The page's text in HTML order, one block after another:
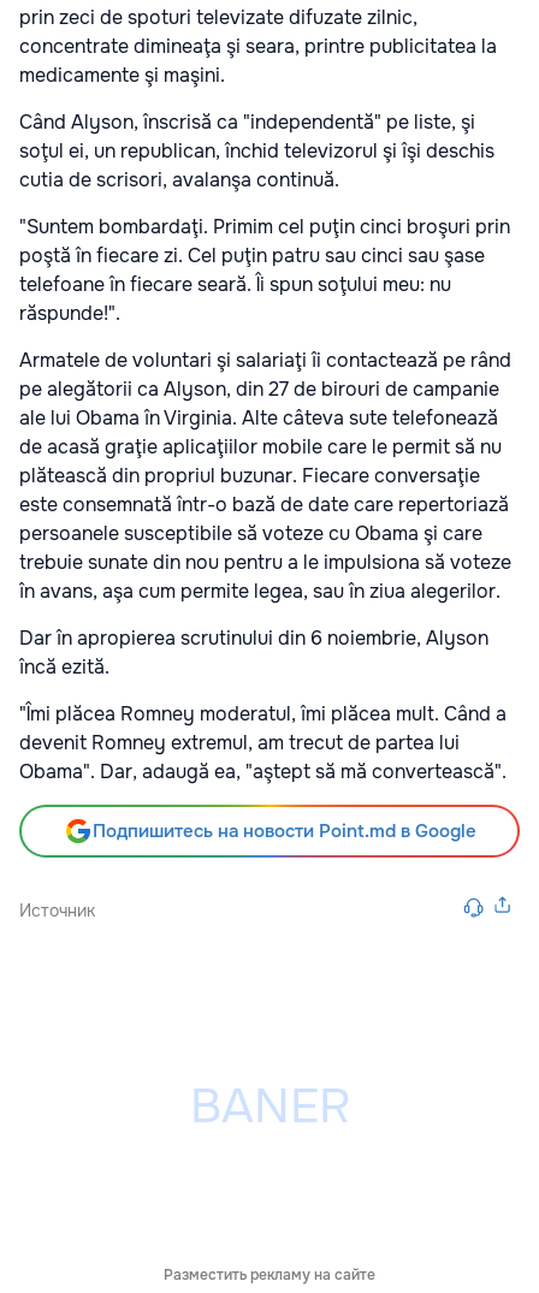
prin zeci de spoturi televizate difuzate zilnic,
concentrate dimineaţa şi seara, printre publicitatea la
medicamente şi maşini.
Când Alyson, înscrisă ca "independentă" pe liste, şi
soţul ei, un republican, închid televizorul şi îşi deschis
cutia de scrisori, avalanşa continuă.
"Suntem bombardaţi. Primim cel puţin cinci broşuri prin
poştă în fiecare zi. Cel puţin patru sau cinci sau şase
telefoane în fiecare seară. Îi spun soţului meu: nu
răspunde!".
Armatele de voluntari şi salariaţi îi contactează pe rând
pe alegătorii ca Alyson, din 27 de birouri de campanie
ale lui Obama în Virginia. Alte câteva sute telefonează
de acasă graţie aplicaţiilor mobile care le permit să nu
plătească din propriul buzunar. Fiecare conversaţie
este consemnată într-o bază de date care repertoriază
persoanele susceptibile să voteze cu Obama şi care
trebuie sunate din nou pentru a le impulsiona să voteze
în avans, aşa cum permite legea, sau în ziua alegerilor.
Dar în apropierea scrutinului din 6 noiembrie, Alyson
încă ezită.
"Îmi plăcea Romney moderatul, îmi plăcea mult. Când a
devenit Romney extremul, am trecut de partea lui
Obama". Dar, adaugă ea, "aştept să mă convertească".
Подпишитесь на новости Point.md в Google
Источник
Разместить рекламу на сайте